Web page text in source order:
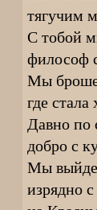
тягучим
С тобой
философ
Мы
где
Давно по
добро с
Мы
изрядно